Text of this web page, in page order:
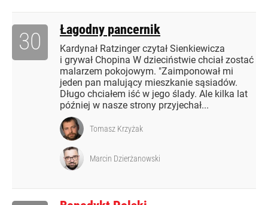
Łagodny pancernik
Kardynał Ratzinger czytał Sienkiewicza
i grywał Chopina W dzieciństwie chciał zostać
malarzem pokojowym. "Zaimponował mi
jeden pan malujący mieszkanie sąsiadów.
Długo chciałem iść w jego ślady. Ale kilka lat
później w nasze strony przyjechał...
30
Tomasz Krzyżak
Marcin Dzierżanowski